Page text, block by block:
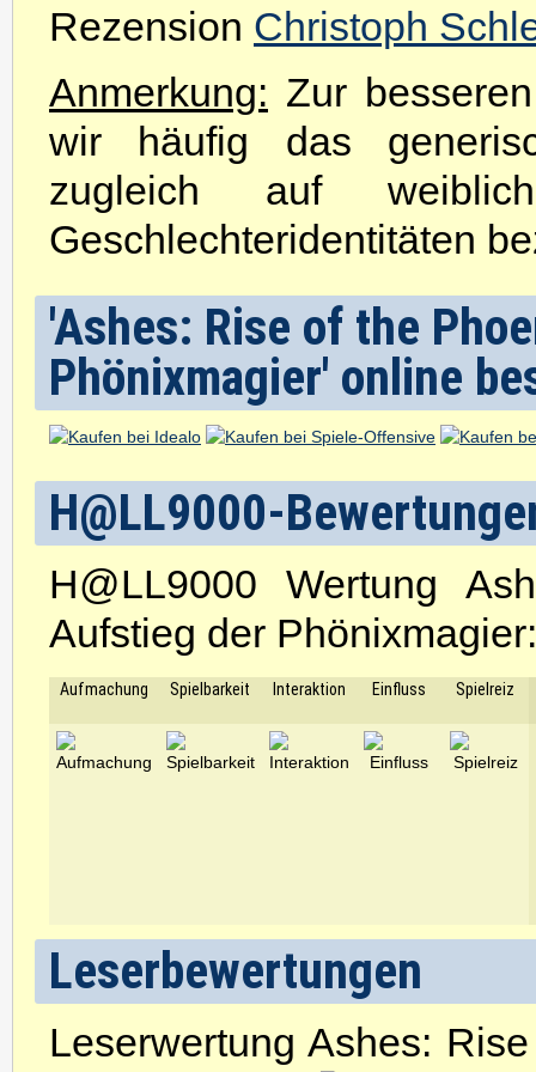
Rezension Christoph
Anmerkung: Zur
wir häufig das
zugleich auf
Geschlechteridentitäten
'Ashes: Rise of the
Phönixmagier' online
H@LL9000-
H@LL9000 Wertung
Aufstieg der
Aufmachung Spielbarkeit Interaktion Einfluss Spielreiz
Leserbewertungen
Leserwertung Ashes: